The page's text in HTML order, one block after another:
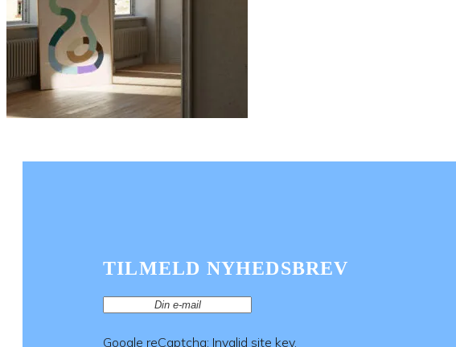
TILMELD NYHEDSBREV
Google reCaptcha: Invalid site key.